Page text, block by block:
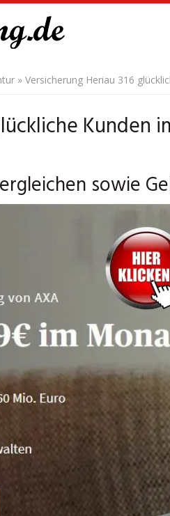
» Versicherung Heriau 316
Kunden
sowie